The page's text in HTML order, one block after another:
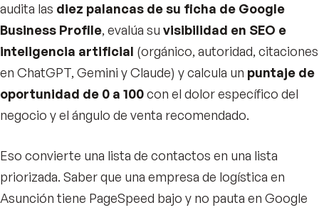
audita las diez palancas de su ficha de Google
Business Profile, evalúa su visibilidad en SEO e
inteligencia artificial (orgánico, autoridad, citaciones
en ChatGPT, Gemini y Claude) y calcula un puntaje de
oportunidad de 0 a 100con el dolor específico del
negocio y el ángulo de venta recomendado.
Eso convierte una lista de contactos en una lista
priorizada. Saber que una empresa de logística en
Asunción tiene PageSpeed bajo y no pauta en Google